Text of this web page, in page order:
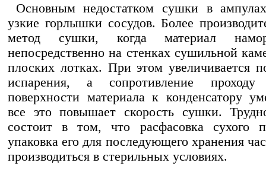
Ocновным недостатком сушки в
узкие горлышки сосудов. Более
метод сушки, когда материал
непосредственно на стенках сушильной
плоских лотках. При этом увеличивается
испарения, а сопротивление
поверхности материала к конденсатору
все это повышает скорость сушки.
состоит в том, что расфасовка сухого
упаковка его для последующего хранения
производиться в стерильных условиях.